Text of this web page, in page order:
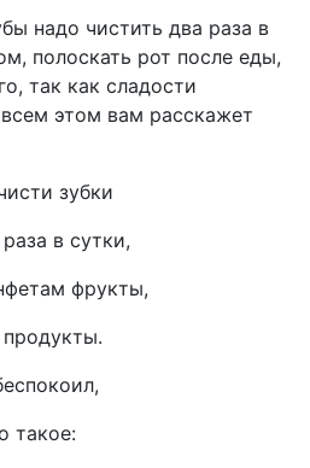
надо чистить два раза в
полоскать рот после еды,
так как сладости
этом вам расскажет
зубки
в сутки,
фрукты,